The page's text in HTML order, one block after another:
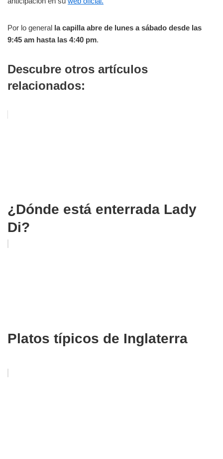
Por lo general la capilla abre de lunes a sábado desde las
9:45 am hasta las 4:40 pm.
Descubre otros artículos
relacionados:
¿Dónde está enterrada Lady
Di?
Platos típicos de Inglaterra